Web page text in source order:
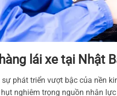
lái xe tại Nhật
phát triển vượt bậc của nền
nghiêm trọng nguồn nhân